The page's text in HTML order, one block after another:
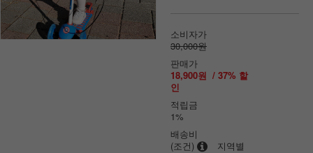
소비자가
30,000원
판매가
18,900원 / 37% 할
인
적립금
1%
배송비
(조건)
지역별